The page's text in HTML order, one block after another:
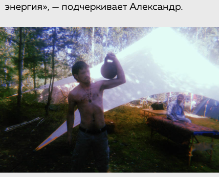
энергия», — подчеркивает Александр.